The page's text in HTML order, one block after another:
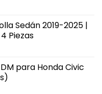
Sedán 2019-2025 |
Piezas
para Honda Civic